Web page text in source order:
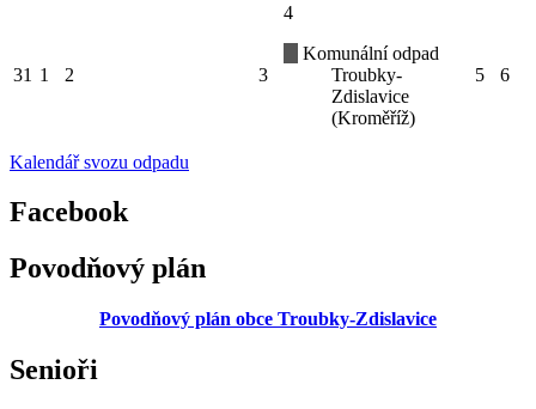
31 1 2 3
4
Komunální odpad
Troubky-
Zdislavice
(Kroměříž)
5 6
Kalendář svozu odpadu
Facebook
Povodňový plán
Povodňový plán obce Troubky-Zdislavice
Senioři